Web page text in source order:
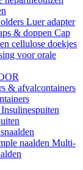
Luer adapter
& doppen Cap
cellulose doekjes
voor orale
& afvalcontainers
Insulinespuiten
naalden Multi-